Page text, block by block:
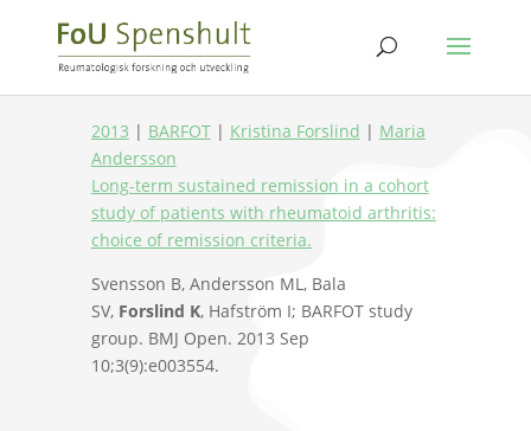
2013 | BARFOT| Kristina Forslind | Maria
Andersson
Long-term sustained remission in a cohort
study of patients with rheumatoid arthritis:
choice of remission criteria.
Svensson B, Andersson ML, Bala
SV, Forslind K, Hafström I; BARFOT study
group. BMJ Open. 2013 Sep
10;3(9):e003554.